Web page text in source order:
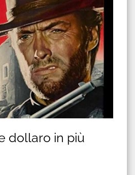
dollaro in più